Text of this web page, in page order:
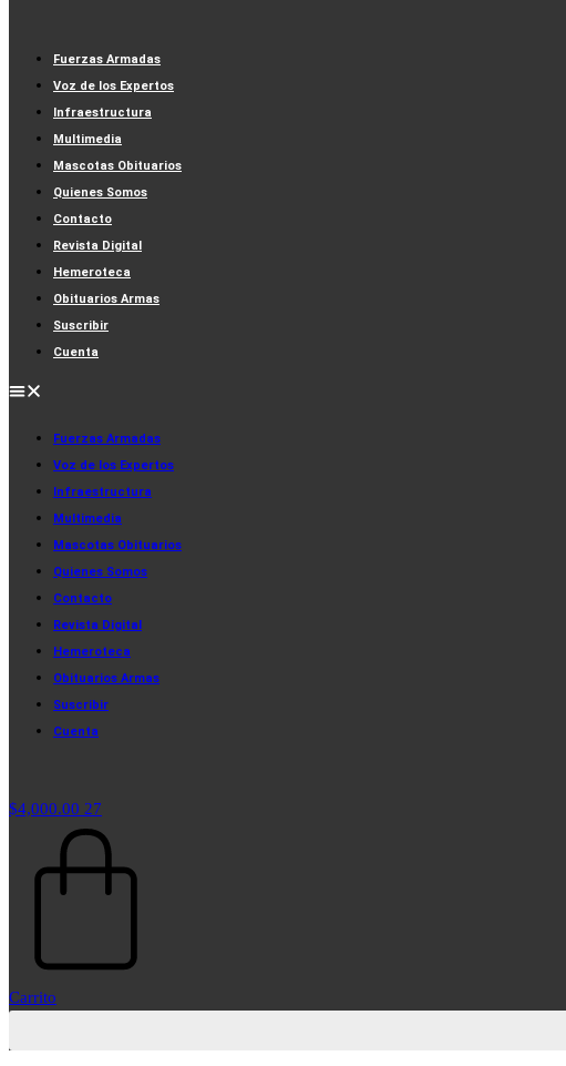
Fuerzas Armadas
Voz de los Expertos
Infraestructura
Multimedia
Mascotas Obituarios
Quienes Somos
Contacto
Revista Digital
Hemeroteca
Obituarios Armas
Suscribir
Cuenta
Fuerzas Armadas
Voz de los Expertos
Infraestructura
Multimedia
Mascotas Obituarios
Quienes Somos
Contacto
Revista Digital
Hemeroteca
Obituarios Armas
Suscribir
Cuenta
$4,000.00 27
Carrito